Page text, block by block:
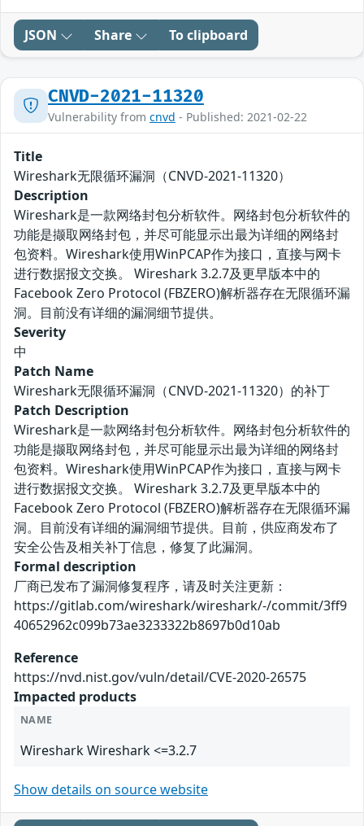
JSON Share To clipboard
CNVD-2021-11320
Vulnerability from cnvd - Published: 2021-02-22
Title
Wireshark无限循环漏洞（CNVD-2021-11320）
Description
Wireshark是一款网络封包分析软件。网络封包分析软件的
功能是撷取网络封包，并尽可能显示出最为详细的网络封
包资料。Wireshark使用WinPCAP作为接口，直接与网卡
进行数据报文交换。 Wireshark 3.2.7及更早版本中的
Facebook Zero Protocol (FBZERO)解析器存在无限循环漏
洞。目前没有详细的漏洞细节提供。
Severity
中
Patch Name
Wireshark无限循环漏洞（CNVD-2021-11320）的补丁
Patch Description
Wireshark是一款网络封包分析软件。网络封包分析软件的
功能是撷取网络封包，并尽可能显示出最为详细的网络封
包资料。Wireshark使用WinPCAP作为接口，直接与网卡
进行数据报文交换。 Wireshark 3.2.7及更早版本中的
Facebook Zero Protocol (FBZERO)解析器存在无限循环漏
洞。目前没有详细的漏洞细节提供。目前，供应商发布了
安全公告及相关补丁信息，修复了此漏洞。
Formal description
厂商已发布了漏洞修复程序，请及时关注更新：
https://gitlab.com/wireshark/wireshark/-/commit/3ff9
40652962c099b73ae3233322b8697b0d10ab
Reference
https://nvd.nist.gov/vuln/detail/CVE-2020-26575
Impacted products
NAME
Wireshark Wireshark <=3.2.7
Show details on source website